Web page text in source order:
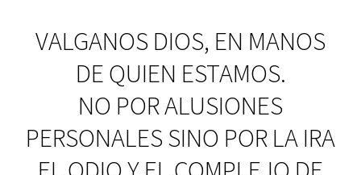
VALGANOS DIOS, EN MANOS
DE QUIEN ESTAMOS.
NO POR ALUSIONES
PERSONALES SINO POR LA IRA